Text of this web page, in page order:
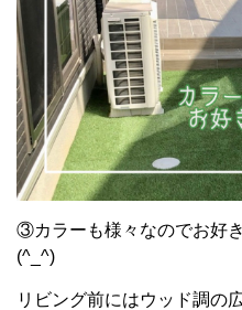
③カラーも様々なのでお好
(^_^)
リビング前にはウッド調の